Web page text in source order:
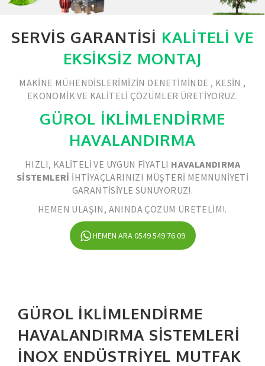
SERVIS GARANTISI KALITELI VE
EKSIKSIZ MONTAJ
MAKINE MÜHENDISLERIMIZIN DENETIMINDE , KESIN ,
EKONOMIK VE KALITELI ÇÖZÜMLER ÜRETIYORUZ.
GÜROL İKLİMLENDİRME
HAVALANDIRMA
HIZLI, KALITELI VE UYGUN FIYATLI HAVALANDIRMA
SISTEMLERI IHTIYAÇLARINIZI MÜŞTERI MEMNUNIYETI
GARANTISIYLE SUNUYORUZ!.
HEMEN ULAŞIN, ANINDA ÇÖZÜM ÜRETELIM!.
HEMEN ARA 0549 549 76 09
GÜROL İKLIMLENDIRME
HAVALANDIRMA SISTEMLERI
İNOX ENDÜSTRIYEL MUTFAK